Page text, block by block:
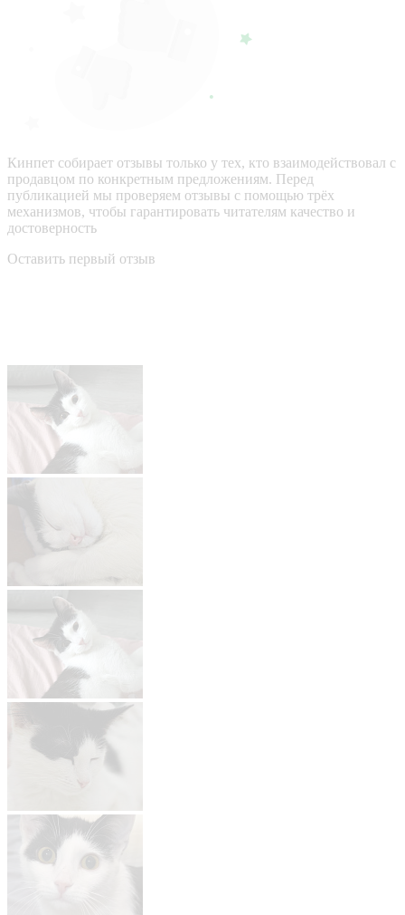
Кинпет собирает отзывы только у тех, кто взаимодействовал с
продавцом по конкретным предложениям. Перед
публикацией мы проверяем отзывы с помощью трёх
механизмов, чтобы гарантировать читателям качество и
достоверность
Оставить первый отзыв